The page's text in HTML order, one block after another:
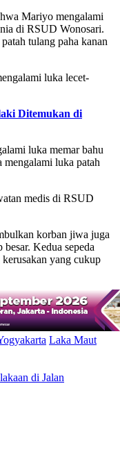
Mariyo mengalami
di RSUD Wonosari.
tulang paha kanan
luka lecet-
Ditemukan di
luka memar bahu
mengalami luka patah
medis di RSUD
korban jiwa juga
Kedua sepeda
yang cukup
Laka Maut
di Jalan